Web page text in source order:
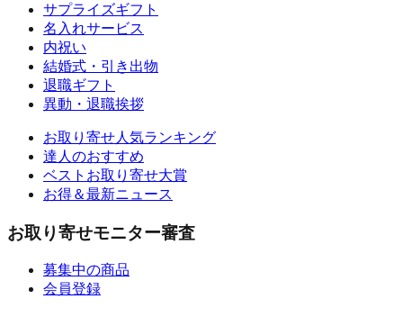
サプライズギフト
名入れサービス
内祝い
結婚式・引き出物
退職ギフト
異動・退職挨拶
お取り寄せ人気ランキング
達人のおすすめ
ベストお取り寄せ大賞
お得＆最新ニュース
お取り寄せモニター審査
募集中の商品
会員登録